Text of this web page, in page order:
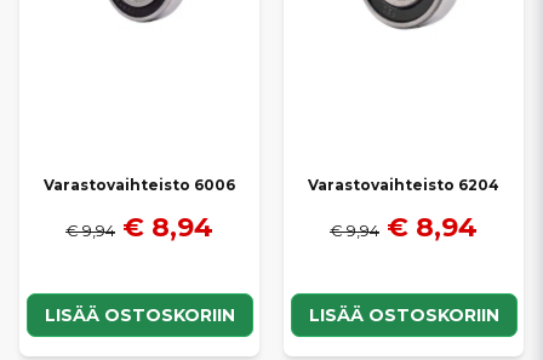
Varastovaihteisto 6006
€ 9,94 € 8,94
LISÄÄ OSTOSKORIIN
Varastovaihteisto 6204
€ 9,94 € 8,94
LISÄÄ OSTOSKORIIN